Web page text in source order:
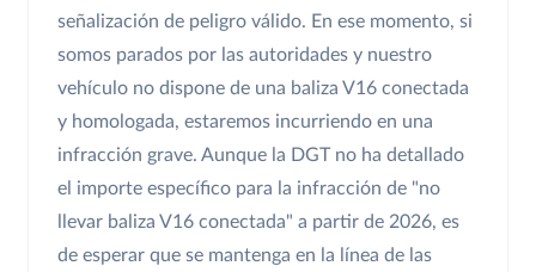
señalización de peligro válido. En ese momento, si
somos parados por las autoridades y nuestro
vehículo no dispone de una baliza V16 conectada
y homologada, estaremos incurriendo en una
infracción grave. Aunque la DGT no ha detallado
el importe específico para la infracción de "no
llevar baliza V16 conectada" a partir de 2026, es
de esperar que se mantenga en la línea de las